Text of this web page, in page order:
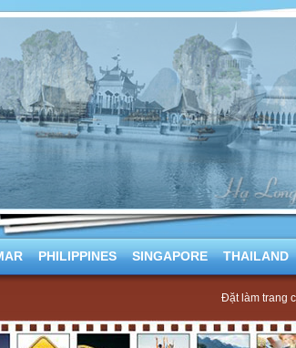
PHILIPPINES SINGAPORE THAILAND
Đặt làm trang